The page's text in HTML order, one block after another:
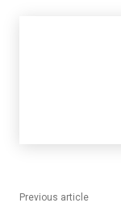
Previous article